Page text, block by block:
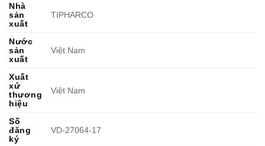
Nhà
sản
xuất
TIPHARCO
Nước
sản
xuất
Việt Nam
Xuất
xứ
thương
hiệu
Việt Nam
Số
đăng
ký
VD-27064-17